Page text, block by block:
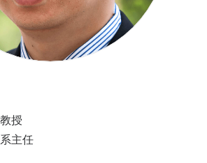
授
主任